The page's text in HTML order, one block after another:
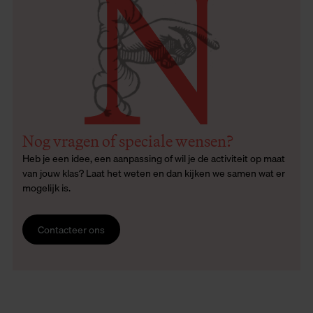
Nog vragen of speciale wensen?
Heb je een idee, een aanpassing of wil je de activiteit op maat
van jouw klas? Laat het weten en dan kijken we samen wat er
mogelijk is.
Contacteer ons